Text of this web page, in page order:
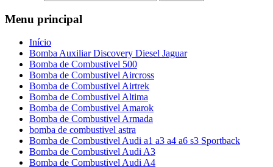
Menu principal
Início
Bomba Auxiliar Discovery Diesel Jaguar
Bomba de Combustivel 500
Bomba de Combustivel Aircross
Bomba de Combustivel Airtrek
Bomba de Combustivel Altima
Bomba de Combustivel Amarok
Bomba de Combustivel Armada
bomba de combustivel astra
Bomba de Combustivel Audi a1 a3 a4 a6 s3 Sportback
Bomba de Combustivel Audi A3
Bomba de Combustivel Audi A4